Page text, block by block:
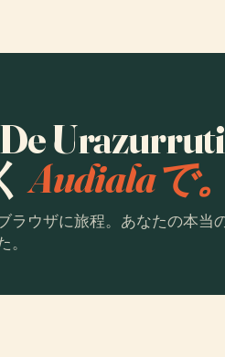
De
Audialaで。
ラウザに旅程。あなたの本当